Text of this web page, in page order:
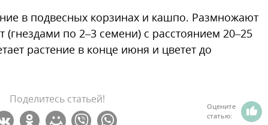
в подвесных корзинах и кашпо. Размножают
по 2–3 семени) с расстоянием 20–25
растение в конце июня и цветет до
Поделитесь статьей!
Оцените
статью: